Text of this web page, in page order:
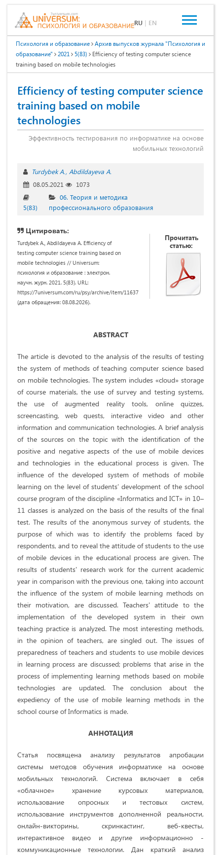
RU | EN
Психология и образование
Архив выпусков журнала "Психология и
образование"
2021 5(83)
Efficiency of testing computer science
training based on mobile technologies
Efficiency of testing computer science
training based on mobile
technologies
Эффективность тестирования по информатике на основе
мобильных технологий
Turdybek A. Abdildayeva A.
08.05.2021
1073
5(83)
06. Теория и методика
профессионального образования
Цитировать:
Turdybek A., Abdildayeva A. Efficiency of
testing computer science training based on
mobile technologies // Universum:
психология и образование : электрон.
научн. журн. 2021. 5(83). URL:
https://7universum.com/ru/psy/archive/item/11637
(дата обращения: 08.08.2026).
Прочитать
статью:
ABSTRACT
The article is devoted to the analysis of the results of testing
the system of methods of teaching computer science based
on mobile technologies. The system includes «cloud» storage
of course materials, the use of survey and testing systems,
the use of augmented reality tools, online quizzes,
screencasting, web quests, interactive video and other
information and communication technologies. A brief analysis
of the sources on the topic with the identification of the
positive and negative aspects of the use of mobile devices
and technologies in the educational process is given. The
influence of the developed system of methods of mobile
learning on the level of students’ development of the school
course program of the discipline «Informatics and ICT» in 10–
11 classes is analyzed on the basis of the results of the final
test. The results of the anonymous survey of students, the
purpose of which was to identify the problems faced by
respondents, and to reveal the attitude of students to the use
of mobile devices in the educational process are given. The
results of students' research work for the current academic
year in comparison with the previous one, taking into account
the influence of the system of mobile learning methods on
their motivation, are discussed. Teachers' attitude to the
implementation of the developed system in their own
teaching practice is analyzed. The most interesting methods,
in the opinion of teachers, are singled out. The issues of
preparedness of teachers and students to use mobile devices
in learning process are discussed; problems that arise in the
process of implementing learning methods based on mobile
technologies are updated. The conclusion about the
expediency of the use of mobile learning methods in the
school course of Informatics is made.
АННОТАЦИЯ
Статья посвящена анализу результатов апробации
системы методов обучения информатике на основе
мобильных технологий. Система включает в себя
«облачное» хранение курсовых материалов,
использование опросных и тестовых систем,
использование инструментов дополненной реальности,
онлайн-викторины, скринкастинг, веб-квесты,
интерактивное видео и другие информационно -
коммуникационные технологии. Дан краткий анализ